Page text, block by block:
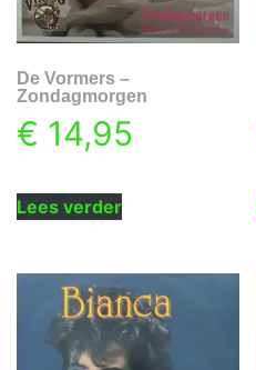
De Vormers –
Zondagmorgen
€ 14,95
Lees verder